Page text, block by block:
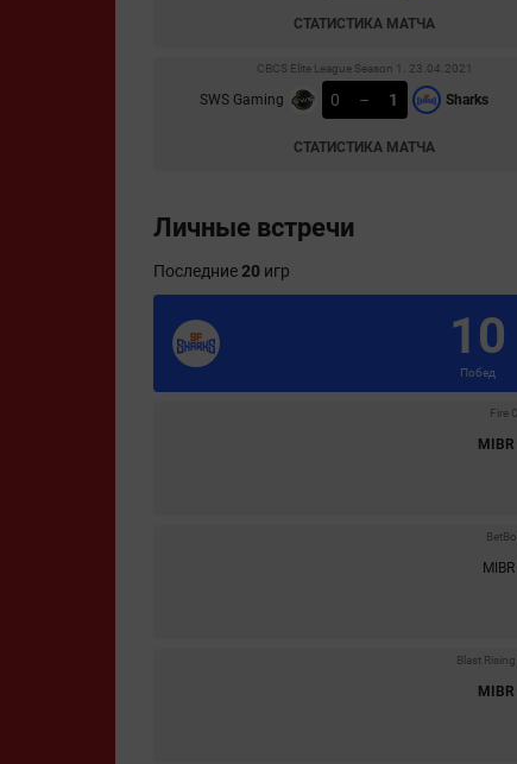
СТАТИСТИКА МАТЧА
CBCS Elite League Season 1. 23.04.2021
SWS Gaming 0 – 1 Sharks
СТАТИСТИКА МАТЧА
Личные встречи
Последние20игр
10
Побед
Fire
MIBR
MIBR
Blast
MIBR